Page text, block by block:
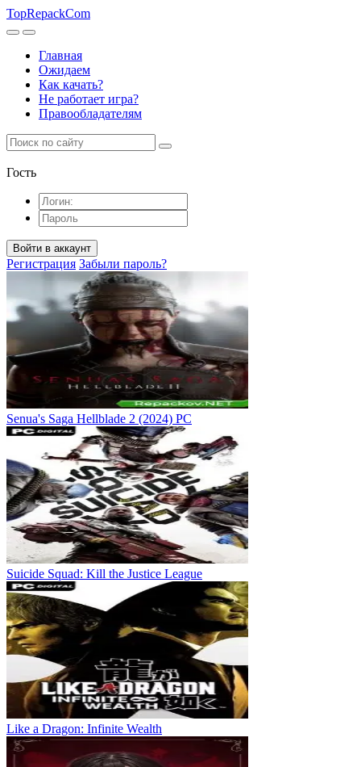
TopRepackCom
Главная
Ожидаем
Как качать?
Не работает игра?
Правообладателям
Гость
Войти в аккаунт
Регистрация Забыли пароль?
Senua's Saga Hellblade 2 (2024) PC
Suicide Squad: Kill the Justice League
Like a Dragon: Infinite Wealth